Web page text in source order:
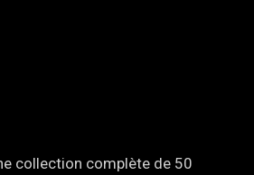
collection complète de 50